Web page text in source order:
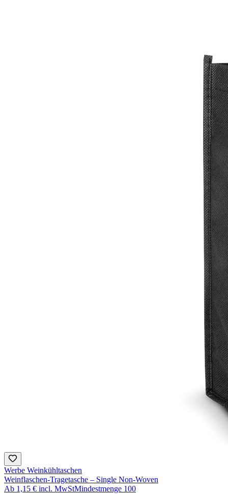
Werbe Weinkühltaschen
Weinflaschen-Tragetasche – Single Non-Woven
Ab 1,15 € incl. MwStMindestmenge 100